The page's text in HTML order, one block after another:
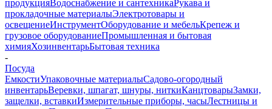
продукцияВодоснабжение и сантехникаРукава и
прокладочные материалыЭлектротовары и
освещениеИнструментОборудование и мебельКрепеж и
грузовое оборудованиеПромышленная и бытовая
химияХозинвентарьБытовая техника
-
Посуда
ЕмкостиУпаковочные материалыСадово-огородный
инвентарьВеревки, шпагат, шнуры, ниткиКанцтоварыЗамки,
защелки, вставкиИзмерительные приборы, часыЛестницы и